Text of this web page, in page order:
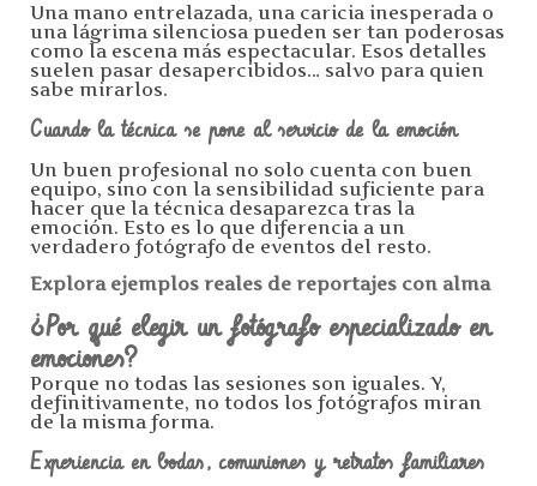
Una mano entrelazada, una caricia inesperada o
una lágrima silenciosa pueden ser tan poderosas
como la escena más espectacular. Esos detalles
suelen pasar desapercibidos… salvo para quien
sabe mirarlos.
Cuando la técnica se pone al servicio de la emoción
Un buen profesional no solo cuenta con buen
equipo, sino con la sensibilidad suficiente para
hacer que la técnica desaparezca tras la
emoción. Esto es lo que diferencia a un
verdadero fotógrafo de eventos del resto.
Explora ejemplos reales de reportajes con alma
¿Por qué elegir un fotógrafo especializado en
emociones?
Porque no todas las sesiones son iguales. Y,
definitivamente, no todos los fotógrafos miran
de la misma forma.
Experiencia en bodas, comuniones y retratos familiares